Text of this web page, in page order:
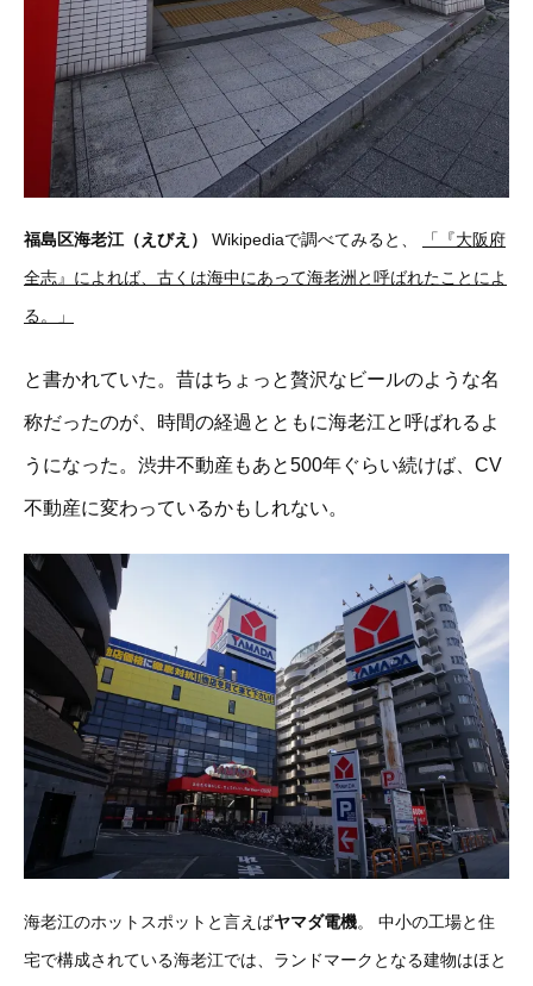
福島区海老江（えびえ） Wikipediaで調べてみると、
「『大阪府
全志』によれば、古くは海中にあって海老洲と呼ばれたことによ
る。」
と書かれていた。昔はちょっと贅沢なビールのような名
称だったのが、時間の経過とともに海老江と呼ばれるよ
うになった。渋井不動産もあと500年ぐらい続けば、CV
不動産に変わっているかもしれない。
海老江のホットスポットと言えばヤマダ電機。
中小の工場と住
宅で構成されている海老江では、ランドマークとなる建物はほと